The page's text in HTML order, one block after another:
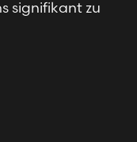
signifikant zu